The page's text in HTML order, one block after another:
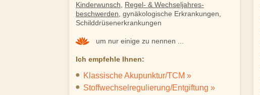
Kinderwunsch
Regel- & Wechseljahres-
beschwerden , gynäkologische Erkrankungen,
Schilddrüsenerkrankungen
um nur einige zu nennen ...
Ich empfehle Ihnen:
Klassische Akupunktur/TCM »
Stoffwechselregulierung/Entgiftung »